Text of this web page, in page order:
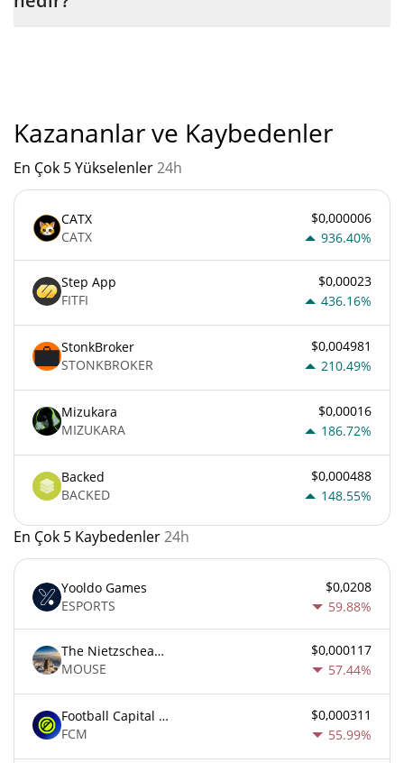
Kazananlar ve Kaybedenler
En Çok 5 Yükselenler24h
CATX
CATX
$0,000006
936.40%
Step App
FITFI
$0,00023
436.16%
StonkBroker
STONKBROKER
$0,004981
210.49%
Mizukara
MIZUKARA
$0,00016
186.72%
Backed
BACKED
$0,000488
148.55%
En Çok 5 Kaybedenler24h
Yooldo Games
ESPORTS
$0,0208
59.88%
The Nietzschean Mouse
MOUSE
$0,000117
57.44%
Football Capital Markets
FCM
$0,000311
55.99%